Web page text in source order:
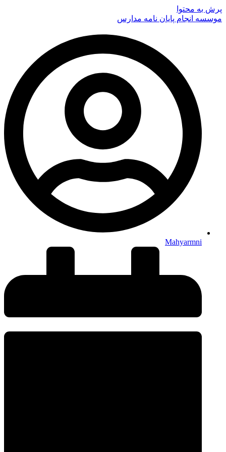
پرش به محتوا
موسسه انجام پایان نامه مدارس
Mahyarmni